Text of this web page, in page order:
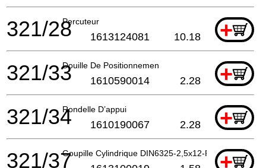
Percuteur +
321/28 1613124081 10.18
Douille De Positionnemen +
321/33 1610590014 2.28
Rondelle D’appui +
321/34 1610190067 2.28
Goupille Cylindrique DIN6325-2,5x12-RIKO+
321/37